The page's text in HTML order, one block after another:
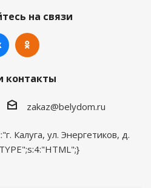
на связи
контакты
zakaz@belydom.ru
Калуга, ул. Энергетиков, д.